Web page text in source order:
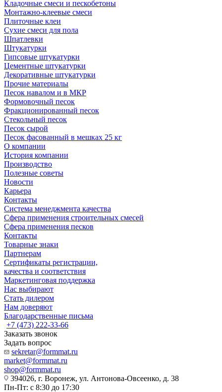
Кладочные смеси и пескобетоны
Монтажно-клеевые смеси
Плиточные клеи
Сухие смеси для пола
Шпатлевки
Штукатурки
Гипсовые штукатурки
Цементные штукатурки
Декоративные штукатурки
Прочие материалы
Песок навалом и в МКР
Формовочный песок
Фракционированный песок
Стекольный песок
Песок сырой
Песок фасованный в мешках 25 кг
О компании
История компании
Производство
Полезные советы
Новости
Карьера
Контакты
Система менеджмента качества
Сфера применения строительных смесей
Сфера применения песков
Контакты
Товарные знаки
Партнерам
Сертификаты регистрации,
качества и соответствия
Маркетинговая поддержка
Нас выбирают
Стать дилером
Нам доверяют
Благодарственные письма
+7 (473) 222-33-66
Заказать звонок
Задать вопрос
sekretar@formmat.ru
market@formmat.ru
shop@formmat.ru
394026, г. Воронеж, ул. Антонова-Овсеенко, д. 38
Пн-Пт: с 8:30 до 17:30